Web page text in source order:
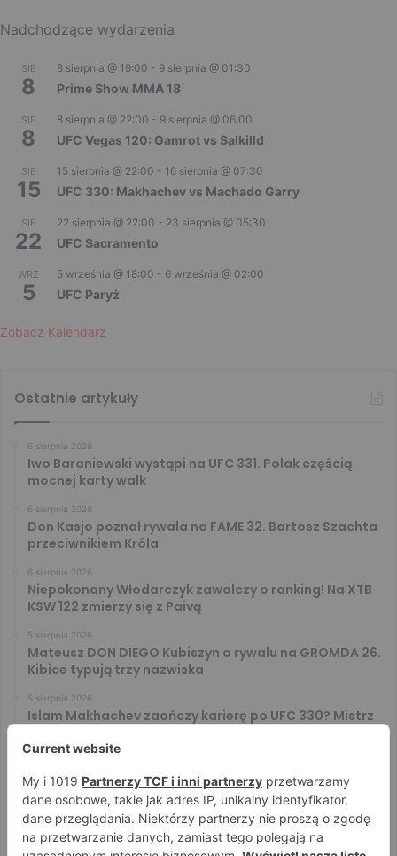
Nadchodzące wydarzenia
SIE
8
8 sierpnia @ 19:00 - 9 sierpnia @ 01:30
Prime Show MMA 18
SIE
8
8 sierpnia @ 22:00 - 9 sierpnia @ 06:00
UFC Vegas 120: Gamrot vs Salkilld
SIE
15
15 sierpnia @ 22:00 - 16 sierpnia @ 07:30
UFC 330: Makhachev vs Machado Garry
SIE
22
22 sierpnia @ 22:00 - 23 sierpnia @ 05:30
UFC Sacramento
WRZ
5
5 września @ 18:00 - 6 września @ 02:00
UFC Paryż
Zobacz Kalendarz
Ostatnie artykuły
6 sierpnia 2026
Iwo Baraniewski wystąpi na UFC 331. Polak częścią
mocnej karty walk
6 sierpnia 2026
Don Kasjo poznał rywala na FAME 32. Bartosz Szachta
przeciwnikiem Króla
6 sierpnia 2026
Niepokonany Włodarczyk zawalczy o ranking! Na XTB
KSW 122 zmierzy się z Paivą
5 sierpnia 2026
Mateusz DON DIEGO Kubiszyn o rywalu na GROMDA 26.
Kibice typują trzy nazwiska
5 sierpnia 2026
Islam Makhachev zaończy karierę po UFC 330? Mistrz
Tańcula nie gryzł się w język. Wymowna sugestia o
zachowaniu Jacka Murańskiego [VIDEO]
4 sierpnia 2026
Ostre spojrzenia Jóźwiaka i Ryty. Zobacz face to face